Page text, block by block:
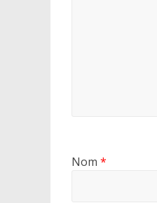
Nom *